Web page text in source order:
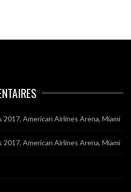
2017, American Airlines Arena, Miami
2017, American Airlines Arena, Miami